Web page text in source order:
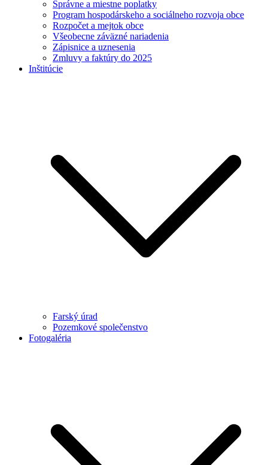
Správne a miestne poplatky
Program hospodárskeho a sociálneho rozvoja obce
Rozpočet a mejtok obce
Všeobecne záväzné nariadenia
Zápisnice a uznesenia
Zmluvy a faktúry do 2025
Inštitúcie
Farský úrad
Pozemkové společenstvo
Fotogaléria